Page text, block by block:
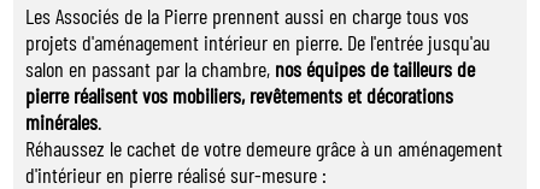
Les Associés de la Pierre prennent aussi en charge tous vos
projets d'aménagement intérieur en pierre. De l'entrée jusqu'au
salon en passant par la chambre, nos équipes de tailleurs de
pierre réalisent vos mobiliers, revêtements et décorations
minérales.
Réhaussez le cachet de votre demeure grâce à un aménagement
d'intérieur en pierre réalisé sur-mesure :